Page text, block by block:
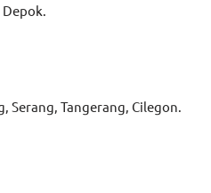
Serang, Tangerang, Cilegon.